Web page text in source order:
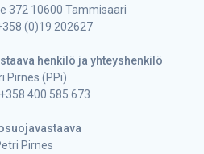
372 10600 Tammisaari
(0)19 202627
henkilö ja yhteyshenkilö
Pirnes (PPi)
400 585 673
Pirnes